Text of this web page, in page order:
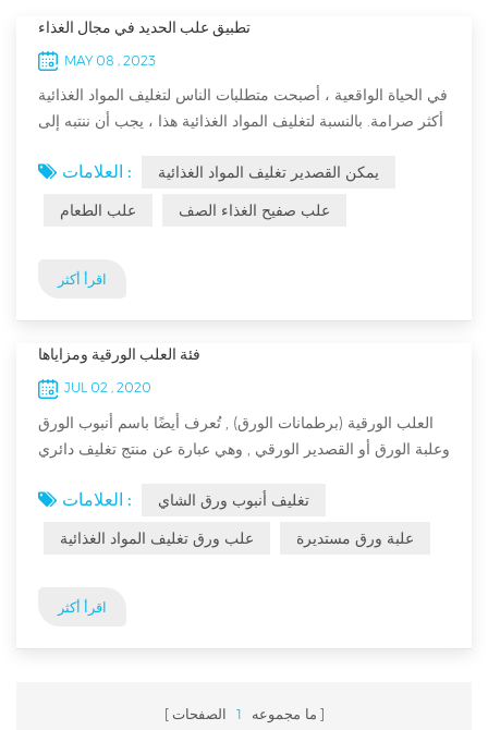
تطبيق علب الحديد في مجال الغذاء
MAY 08 , 2023
في الحياة الواقعية ، أصبحت متطلبات الناس لتغليف المواد الغذائية
أكثر صرامة. بالنسبة لتغليف المواد الغذائية هذا ، يجب أن ننتبه إلى
محكمة بما فيه الكفاية ، فمن السهل استخدامها في بيئة رطبة. إذا
كان الطعام متعفنًا وفاسدًا ، فسوف يعرض صحتك للخطر إذا تم
بيعه. دعونا نلقي نظرة على سبب استخدام علب الصفيح الغذائية
العلامات :
يمكن القصدير تغليف المواد الغذائية
علب الطعام
علب صفيح الغذاء الصف
اقرأ أكثر
فئة العلب الورقية ومزاياها
JUL 02 , 2020
العلب الورقية (برطمانات الورق) , تُعرف أيضًا باسم أنبوب الورق
وعلبة الورق أو القصدير الورقي , وهي عبارة عن منتج تغليف دائري
ونوع إعادة لف . فئة علب الورق 1 . مقسومًا على الاستخدام , أي ,
ما يجب الاحتفاظ به بالداخل . في الوقت الحالي , هناك العديد من
العلب الورقية في السوق التي يمكن تقسيمها إلى تغليف علب
العلامات :
تغليف أنبوب ورق الشاي
علب ورق تغليف المواد الغذائية
علبة ورق مستديرة
اقرأ أكثر
ما مجموعه 1 الصفحات